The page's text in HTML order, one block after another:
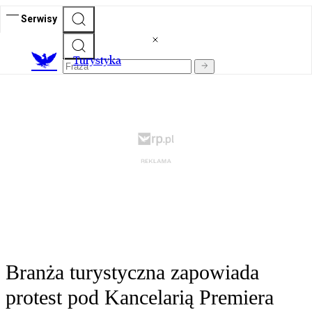
Serwisy
Turystyka
Branża turystyczna zapowiada
protest pod Kancelarią Premiera